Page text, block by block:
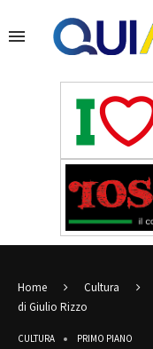
Home Cultura
di Giulio Rizzo
CULTURA PRIMO PIANO